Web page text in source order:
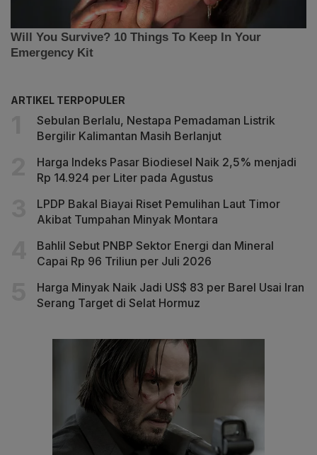
ARTIKEL TERPOPULER
Sebulan Berlalu, Nestapa Pemadaman Listrik
Bergilir Kalimantan Masih Berlanjut
Harga Indeks Pasar Biodiesel Naik 2,5% menjadi
Rp 14.924 per Liter pada Agustus
LPDP Bakal Biayai Riset Pemulihan Laut Timor
Akibat Tumpahan Minyak Montara
Bahlil Sebut PNBP Sektor Energi dan Mineral
Capai Rp 96 Triliun per Juli 2026
Harga Minyak Naik Jadi US$ 83 per Barel Usai Iran
Serang Target di Selat Hormuz